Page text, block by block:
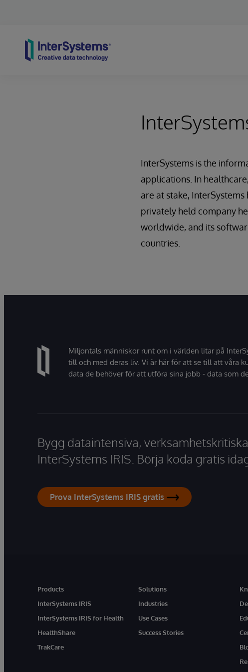
InterSystems is the
applications. In
are at stake,
privately held company
worldwide, and its
countries.
Miljontals människor runt om i världen litar på
till och med deras liv. Vi är här för att se till att våra
data de behöver för att utföra sina jobb - data som
Bygg dataintensiva,
InterSystems IRIS. Börja koda gratis
Prova InterSystems IRIS gratis
Products
InterSystems IRIS
InterSystems IRIS for Health
HealthShare
TrakCare
Solutions
Industries
Use Cases
Success Stories